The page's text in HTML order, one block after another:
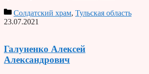
Солдатский храм, Тульская область
23.07.2021
Галуненко Алексей
Александрович